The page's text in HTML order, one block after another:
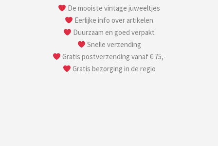
De mooiste vintage juweeltjes
Eerlijke info over artikelen
Duurzaam en goed verpakt
Snelle verzending
Gratis postverzending vanaf € 75,-
Gratis bezorging in de regio